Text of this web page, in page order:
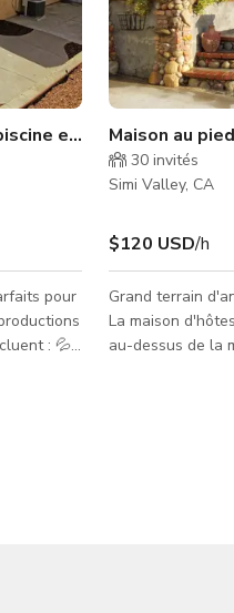
en banlieue
pour
Maison au
30 invités
Simi Valley, CA
$120 USD/h
Grand terrain
La maison
au-dessus de la